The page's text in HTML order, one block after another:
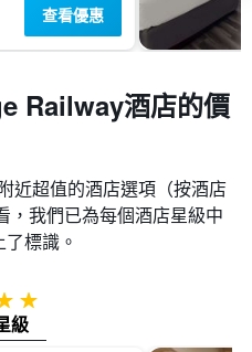
查看優惠
Railway酒店的價
近超值的酒店選項（按酒店
，我們已為每個酒店星級中
標識。
3星級
級